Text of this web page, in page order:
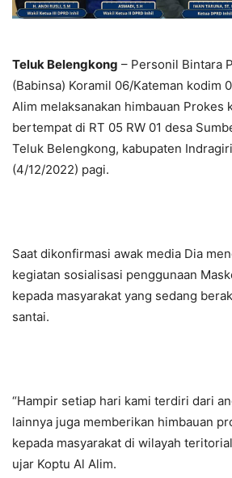
Teluk Belengkong – Personil Bintara
(Babinsa) Koramil 06/Kateman kodim
Alim melaksanakan himbauan Prokes
bertempat di RT 05 RW 01 desa
Teluk Belengkong, kabupaten
(4/12/2022) pagi.
Saat dikonfirmasi awak media Dia
kegiatan sosialisasi penggunaan
kepada masyarakat yang sedang
santai.
“Hampir setiap hari kami terdiri dari
lainnya juga memberikan himbauan
kepada masyarakat di wilayah
ujar Koptu Al Alim.